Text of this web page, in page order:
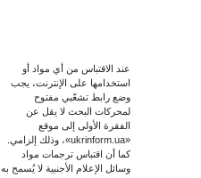
عند الاقتباس من أي مواد أو
استخدامها على الإنترنت، يجب
وضع رابط تشعّبي مفتوح
لمحركات البحث لا يقل عن
الفقرة الأولى إلى موقع
«ukrinform.ua»، وذلك إلزامي.
كما أن اقتباس ترجمات مواد
وسائل الإعلام الأجنبية لا يُسمح به